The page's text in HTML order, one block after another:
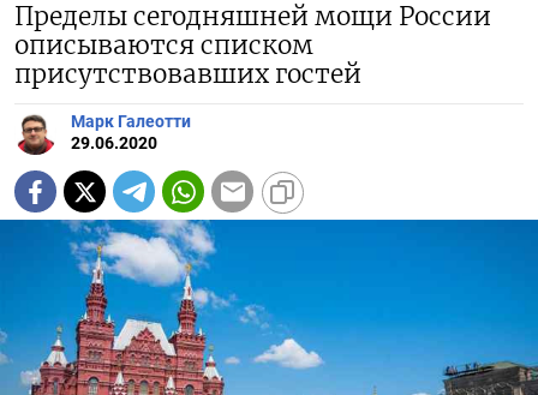
Пределы сегодняшней мощи России
описываются списком
присутствовавших гостей
Марк Галеотти
29.06.2020